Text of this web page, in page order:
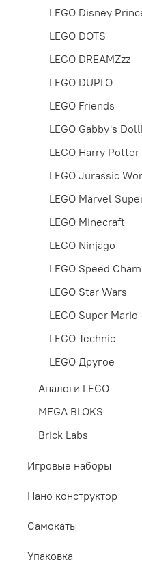
LEGO Disney
LEGO DOTS
LEGO DREAMZzz
LEGO DUPLO
LEGO Friends
LEGO Gabby's
LEGO Harry Potter
LEGO Jurassic
LEGO Marvel
LEGO Minecraft
LEGO Ninjago
LEGO Speed
LEGO Star Wars
LEGO Super Mario
LEGO Technic
LEGO Другое
Аналоги LEGO
MEGA BLOKS
Brick Labs
Игровые наборы
Нано конструктор
Самокаты
Упаковка